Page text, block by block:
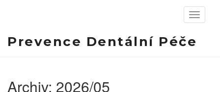
Zobrazit
navigaci
Prevence Dentální Péče
Archiv: 2026/05